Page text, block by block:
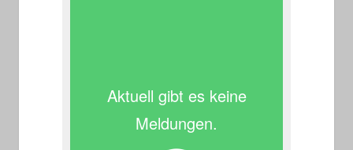
Aktuell gibt es keine
Meldungen.